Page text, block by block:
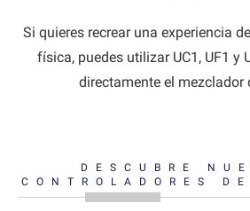
Si quieres recrear una experiencia
física, puedes utilizar UC1, UF1 y
directamente el mezclador
DESCUBRE
CONTROLADORES